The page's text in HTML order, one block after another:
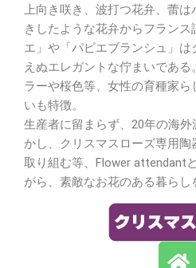
上向き咲き、波打つ花弁、蕾
きしたような花弁からフラン
エ」や「パピエブランシュ」
えぬエレガントな佇まいであ
ラーや桜色等、女性の育種家
いも特徴。
生産者に留まらず、20年の海
かし、クリスマスローズ専用
取り組む等、Flower attendant
がら、素敵なお花のある暮らし